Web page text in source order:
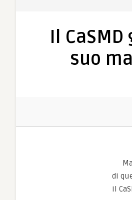
Il
suo
di
il